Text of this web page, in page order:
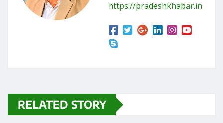
https://pradeshkhabar.in
RELATED STORY